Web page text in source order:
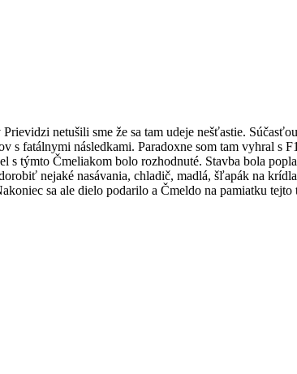
netušili sme že sa tam udeje nešťastie.
fatálnymi následkami. Paradoxne som tam vyhral s
týmto Čmeliakom bolo rozhodnuté. Stavba bola
nejaké nasávania, chladič, madlá, šľapák na
sa ale dielo podarilo a Čmeldo na pamiatku